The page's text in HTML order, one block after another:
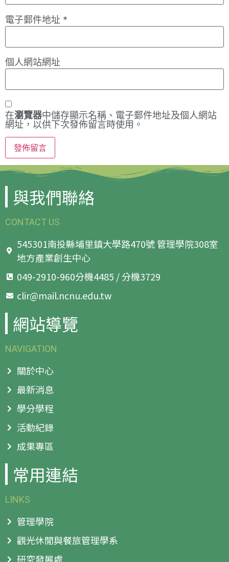
電子郵件地址 *
個人網站網址
在瀏覽器中儲存顯示名稱、電子郵件地址及個人網站
網址，以供下次發佈留言時使用。
與我們聯絡
CONTACT US
545301南投縣埔里鎮大學路470號 管理學院308室
地方產業創生中心
049-2910-960分機4485 / 分機3729
clir@mail.ncnu.edu.tw
網站導覽
NAVIGATION
關於中心
最新消息
學分學程
活動紀錄
成果專區
常用連結
LINKS
管理學院
觀光休閒與餐旅管理學系
研究發展處